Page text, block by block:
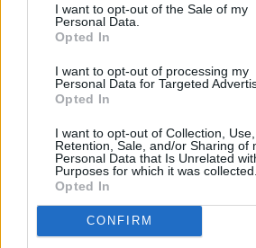
cualquier momento entrando de nuevo
visitando nuestra política de privacidad.
I want to opt-out of the Sale of my
Personal Data.
Opted In
I want to opt-out of processing my
Personal Data for Targeted
Opted In
I want to opt-out of Collection, Use,
Retention, Sale, and/or Sharing of
Personal Data that Is Unrelated
Purposes for which it was collected.
Opted In
CONFIRM